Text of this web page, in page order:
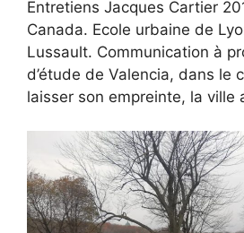
Entretiens Jacques Cartier
Canada. Ecole urbaine de
Lussault. Communication à
d’étude de Valencia, dans le
laisser son empreinte, la ville